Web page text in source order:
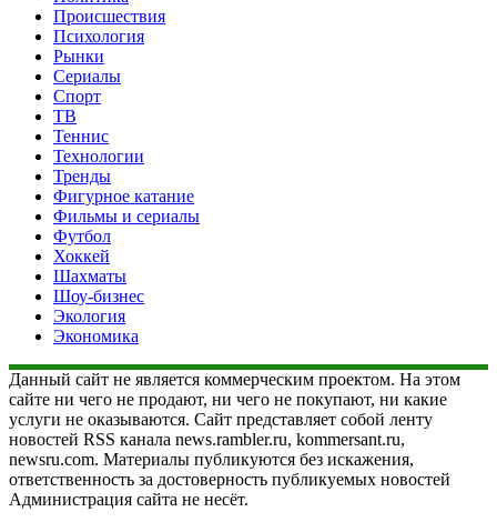
Происшествия
Психология
Рынки
Сериалы
Спорт
ТВ
Теннис
Технологии
Тренды
Фигурное катание
Фильмы и сериалы
Футбол
Хоккей
Шахматы
Шоу-бизнес
Экология
Экономика
Данный сайт не является коммерческим проектом. На этом
сайте ни чего не продают, ни чего не покупают, ни какие
услуги не оказываются. Сайт представляет собой ленту
новостей RSS канала news.rambler.ru, kommersant.ru,
newsru.com. Материалы публикуются без искажения,
ответственность за достоверность публикуемых новостей
Администрация сайта не несёт.